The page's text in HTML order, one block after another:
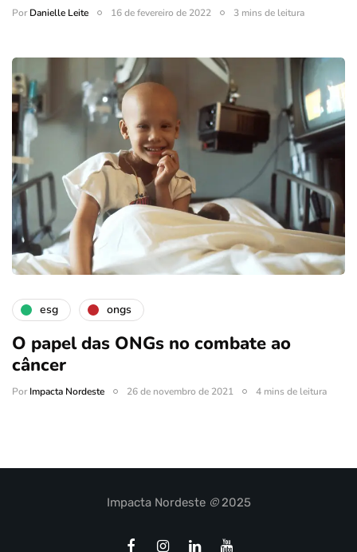
PorDanielle Leite 16 de fevereiro de 2022 3 mins de leitura
esg ongs
O papel das ONGs no combate ao
câncer
PorImpacta Nordeste 26 de novembro de 2021 4 mins de leitura
Impacta Nordeste © 2025